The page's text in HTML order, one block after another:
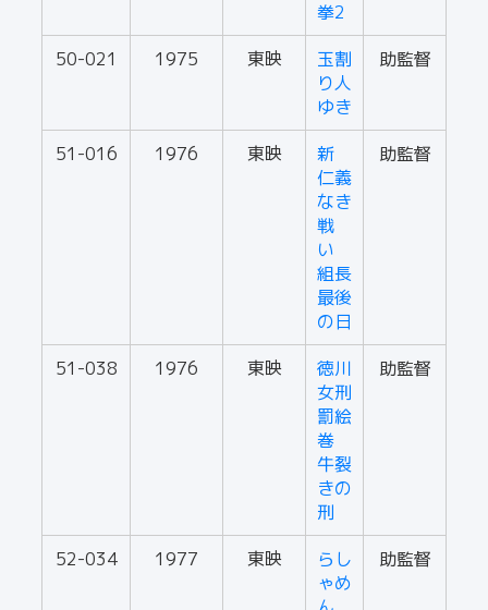
拳2
50-021 1975 東映
玉割
り人
ゆき
助監督
51-016 1976 東映
新
仁義
なき
戦
い
組長
最後
の日
助監督
51-038 1976 東映
徳川
女刑
罰絵
巻
牛裂
きの
刑
助監督
52-034 1977 東映
らし
ゃめ
助監督